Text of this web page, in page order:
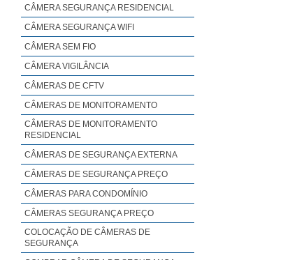
CÂMERA SEGURANÇA RESIDENCIAL
CÂMERA SEGURANÇA WIFI
CÂMERA SEM FIO
CÂMERA VIGILÂNCIA
CÂMERAS DE CFTV
CÂMERAS DE MONITORAMENTO
CÂMERAS DE MONITORAMENTO
RESIDENCIAL
CÂMERAS DE SEGURANÇA EXTERNA
CÂMERAS DE SEGURANÇA PREÇO
CÂMERAS PARA CONDOMÍNIO
CÂMERAS SEGURANÇA PREÇO
COLOCAÇÃO DE CÂMERAS DE
SEGURANÇA